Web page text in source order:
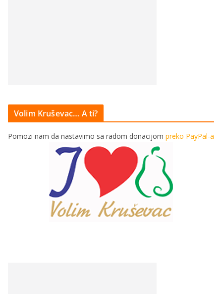
Volim Kruševac… A ti?
Pomozi nam da nastavimo sa radom donacijom preko PayPal-a